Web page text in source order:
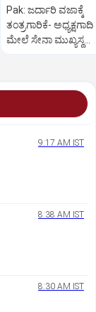
Pak: ಜರ್ದಾರಿ ವಜಾಕ್ಕೆ
ತಂತ್ರಗಾರಿಕೆ- ಅಧ್ಯಕ್ಷಗಾದಿ
ಮೇಲೆ ಸೇನಾ ಮುಖ್ಯಸ್ಥ
9:17 AM IST
8:38 AM IST
8:30 AM IST